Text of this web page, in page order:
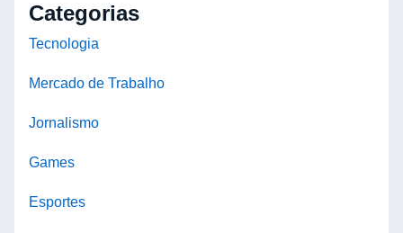
Categorias
Tecnologia
Mercado de Trabalho
Jornalismo
Games
Esportes